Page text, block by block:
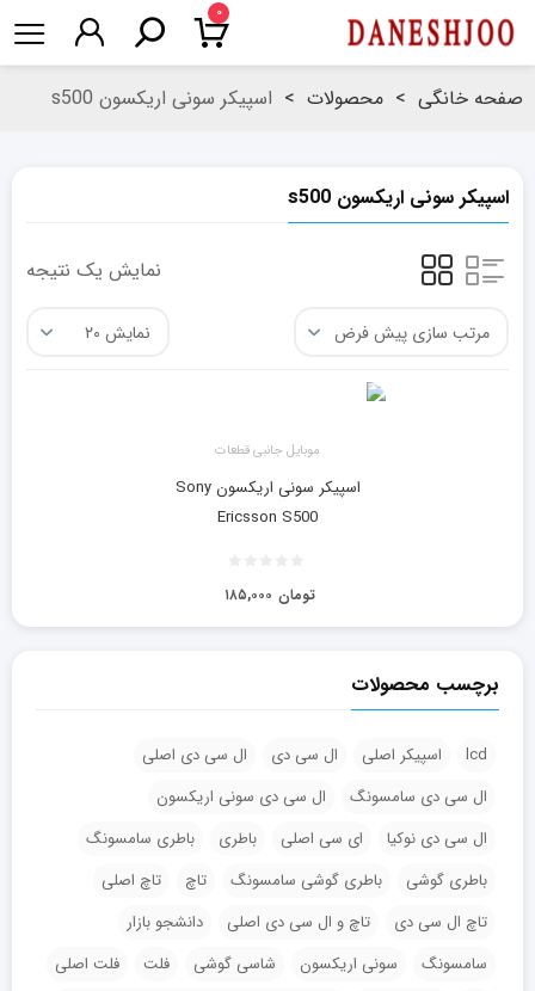
۰
صفحه خانگی > محصولات > اسپیکر سونی اریکسون s500
اسپیکر سونی اریکسون s500
نمایش یک نتیجه
موبایل جانبی قطعات
اسپیکر سونی اریکسون Sony
Ericsson S500
۱۸۵,۰۰۰ تومان
برچسب محصولات
lcd اسپیکر اصلی ال سی دی
ال سی دی اصلی
ال سی دی سامسونگ
ال سی دی سونی اریکسون
ال سی دی نوکیا
ای سی اصلی باطری
باطری سامسونگ
باطری گوشی
باطری گوشی سامسونگ تاچ
تاچ اصلی
تاچ ال سی دی
تاچ و ال سی دی اصلی
دانشجو بازار
سامسونگ
سونی اریکسون شاسی گوشی فلت
فلت اصلی